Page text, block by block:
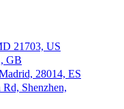
21703, US
GB
28014, ES
Shenzhen,